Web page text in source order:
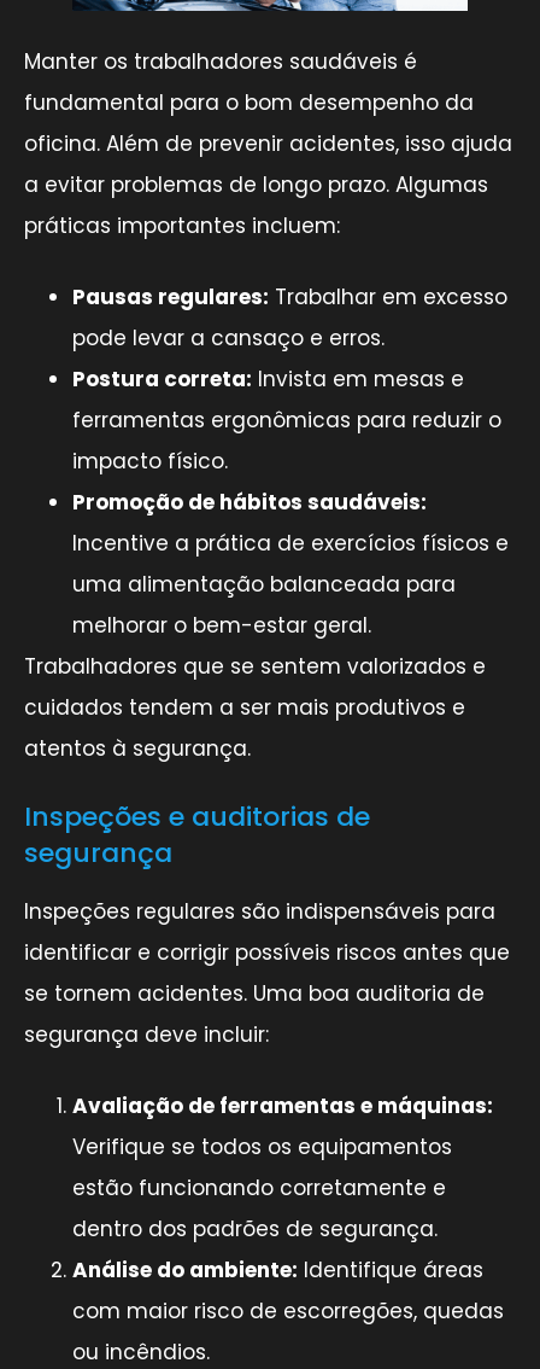
Manter os trabalhadores saudáveis é
fundamental para o bom desempenho da
oficina. Além de prevenir acidentes, isso ajuda
a evitar problemas de longo prazo. Algumas
práticas importantes incluem:
Pausas regulares: Trabalhar em excesso
pode levar a cansaço e erros.
Postura correta: Invista em mesas e
ferramentas ergonômicas para reduzir o
impacto físico.
Promoção de hábitos saudáveis:
Incentive a prática de exercícios físicos e
uma alimentação balanceada para
melhorar o bem-estar geral.
Trabalhadores que se sentem valorizados e
cuidados tendem a ser mais produtivos e
atentos à segurança.
Inspeções e auditorias de
segurança
Inspeções regulares são indispensáveis para
identificar e corrigir possíveis riscos antes que
se tornem acidentes. Uma boa auditoria de
segurança deve incluir:
Avaliação de ferramentas e máquinas:
Verifique se todos os equipamentos
estão funcionando corretamente e
dentro dos padrões de segurança.
Análise do ambiente: Identifique áreas
com maior risco de escorregões, quedas
ou incêndios.